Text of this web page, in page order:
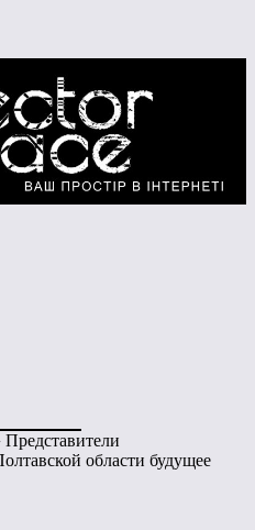
Представители
области будущее